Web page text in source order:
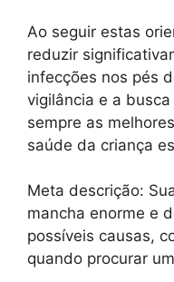
Ao seguir estas
reduzir
infecções nos pés
vigilância e a
sempre as
saúde da criança
Meta descrição:
mancha enorme e
possíveis causas,
quando procurar